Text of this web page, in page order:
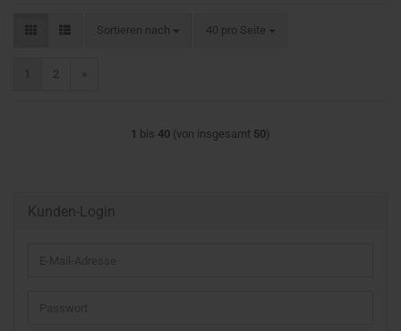
Sortieren nach
Sortieren nach 40 pro Seite
pro Seite
2 »
1 bis 40 (von insgesamt 50)
Kunden-Login